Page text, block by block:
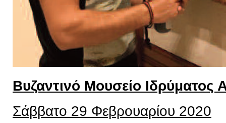
Βυζαντινό Μουσείο Ιδρύματος
Σάββατο 29 Φεβρουαρίου 2020